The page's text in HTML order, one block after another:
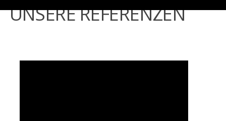
UNSERE REFERENZEN